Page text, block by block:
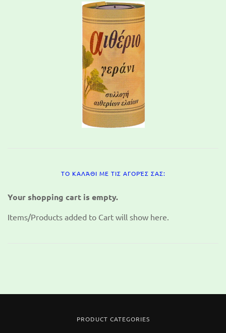
ΤΟ ΚΑΛΆΘΙ ΜΕ ΤΙΣ ΑΓΟΡΈΣ ΣΑΣ:
Your shopping cart is empty.
Items/Products added to Cart will show here.
PRODUCT CATEGORIES